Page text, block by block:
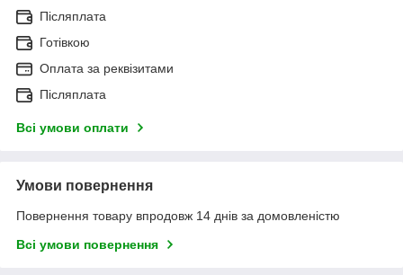
Післяплата
Готівкою
Оплата за реквізитами
Післяплата
Всі умови оплати
Умови повернення
Повернення товару впродовж 14 днів за домовленістю
Всі умови повернення